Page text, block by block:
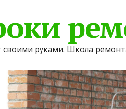
своими руками. Школа